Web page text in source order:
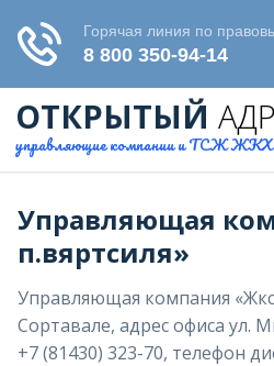
ОТКРЫТЫЙ
управляющие компании и ТСЖ ЖКХ
Управляющая
п.вяртсиля»
Управляющая компания «Жкс
Сортавале, адрес офиса ул.
+7 (81430) 323-70, телефон